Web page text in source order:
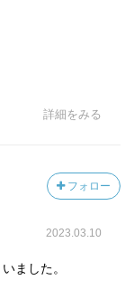
詳細をみる
フォロー
2023.03.10
ました。